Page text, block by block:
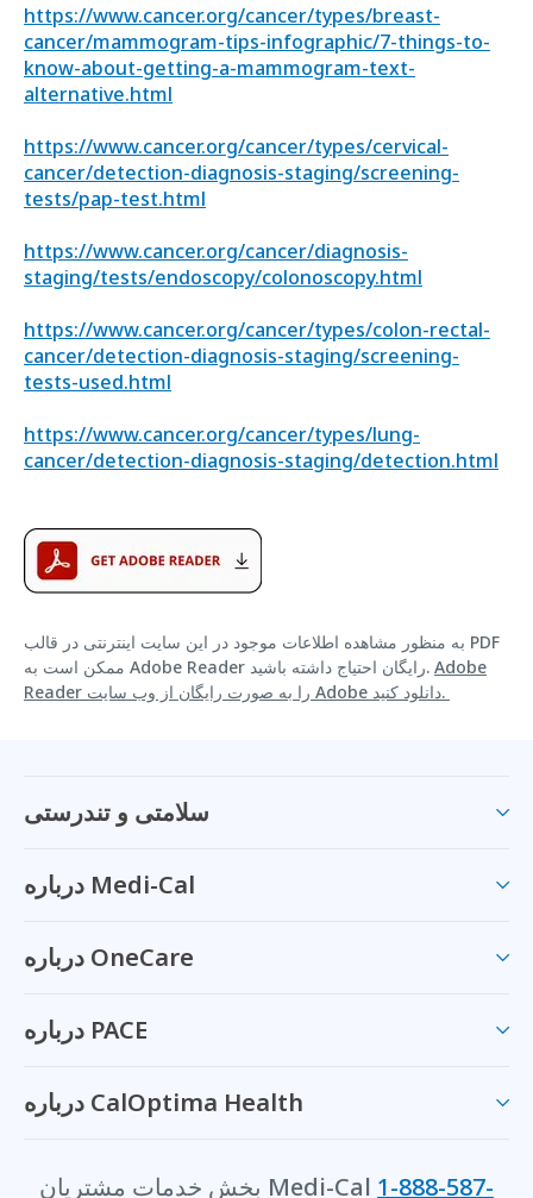
https://www.cancer.org/cancer/types/breast-
cancer/mammogram-tips-infographic/7-things-to-
know-about-getting-a-mammogram-text-
alternative.html
https://www.cancer.org/cancer/types/cervical-
cancer/detection-diagnosis-staging/screening-
tests/pap-test.html
https://www.cancer.org/cancer/diagnosis-
staging/tests/endoscopy/colonoscopy.html
https://www.cancer.org/cancer/types/colon-rectal-
cancer/detection-diagnosis-staging/screening-
tests-used.html
https://www.cancer.org/cancer/types/lung-
cancer/detection-diagnosis-staging/detection.html
به منظور مشاهده اطلاعات موجود در این سایت اینترنتی در قالب PDF
ممکن است به Adobe Reader رایگان احتیاج داشته باشید. Adobe
Reader را به صورت رایگان از وب سایت Adobe دانلود کنید.
سلامتی و تندرستی
درباره Medi-Cal
درباره OneCare
درباره PACE
درباره CalOptima Health
بخش خدمات مشتریان Medi-Cal 1-888-587-